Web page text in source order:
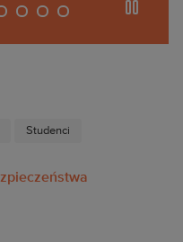
Studenci